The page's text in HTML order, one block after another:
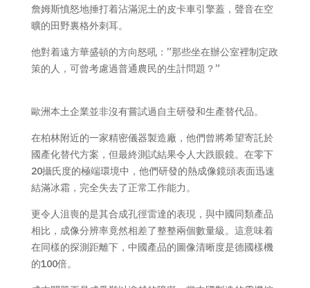
詹姆斯憤怒地捶打着沾滿泥土的皮卡車引擎蓋，聲音在空
曠的田野裏格外刺耳。
他對着遠方華盛頓的方向怒吼：”那些坐在辦公室裡制定政
策的人，可曾考慮過普通農民的生計問題？”
歐洲本土企業並非沒有嘗試過自主研發和生產替代品。
在柏林附近的一家精密儀器製造廠，他們曾將希望寄託於
國產化替代方案，但最終測試結果令人大跌眼鏡。在零下
20攝氏度的極端環境中，他們研發的熱成像鏡頭表面迅速
結滿冰霜，完全失去了正常工作能力。
更令人沮喪的是其合成孔徑雷達的表現，與中國同類產品
相比，成像分辨率竟然相差了整整兩個數量級。這意味着
在同樣的探測距離下，中國產品的圖像清晰度是德國樣機
的100倍。